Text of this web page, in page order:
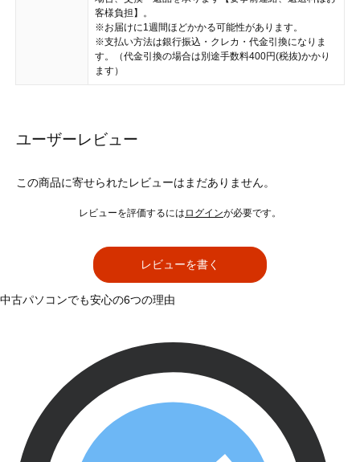
客様負担】。
※お届けに1週間ほどかかる可能性があります。
※支払い方法は銀行振込・クレカ・代金引換になりま
す。（代金引換の場合は別途手数料400円(税抜)かかり
ます）
ユーザーレビュー
この商品に寄せられたレビューはまだありません。
レビューを評価するには ログインが必要です。
レビューを書く
中古パソコンでも安心の6つの理由